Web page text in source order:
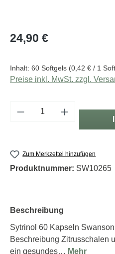
Regulärer Preis:
24,90 €
Inhalt: 60 Softgels (0,42 € / 1
Preise inkl. MwSt. zzgl.
Produkt Anzahl: Gib
Zum Merkzettel hinzufügen
Produktnummer: SW10265
Beschreibung
Sytrinol 60 Kapseln
Beschreibung Zitrusschalen
ein gesundes… Mehr